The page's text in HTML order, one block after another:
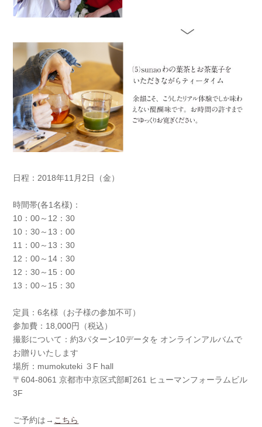
日程：2018年11月2日（金）
時間帯(各1名様)：
10：00～12：30
10：30～13：00
11：00～13：30
12：00～14：30
12：30～15：00
13：00～15：30
定員：6名様（お子様の参加不可）
参加費：18,000円（税込）
撮影について：約3パターン10データを オンラインアルバムで
お贈りいたします
場所：mumokuteki ３F hall
〒604-8061 京都市中京区式部町261 ヒューマンフォーラムビル
3F
ご予約は→ こちら